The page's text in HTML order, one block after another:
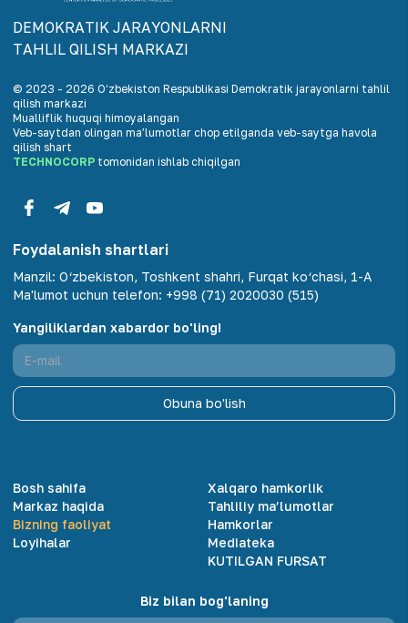
DEMOKRАTIK JАRАYONLАRNI
TАHLIL QILISH MАRKАZI
© 2023 - 2026 O‘zbekiston Respublikasi Demokratik jarayonlarni tahlil
qilish markazi
Mualliflik huquqi himoyalangan
Veb-saytdan olingan maʼlumotlar chop etilganda veb-saytga havola
qilish shart
TECHNOCORP tomonidan ishlab chiqilgan
Foydalanish shartlari
Manzil: O‘zbekiston, Toshkent shahri, Furqat ko‘chasi, 1-A
Ma'lumot uchun telefon: +998 (71) 2020030 (515)
Yangiliklardan xabardor bo'ling!
Obuna bo'lish
Bosh sahifa
Markaz haqida
Bizning faoliyat
Loyihalar
Xalqaro hamkorlik
Tahliliy ma’lumotlar
Hamkorlar
Mediateka
KUTILGAN FURSAT
Biz bilan bog'laning